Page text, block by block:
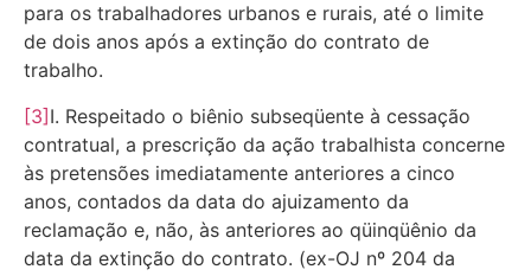
para os trabalhadores urbanos e rurais, até o limite
de dois anos após a extinção do contrato de
trabalho.
[3]I. Respeitado o biênio subseqüente à cessação
contratual, a prescrição da ação trabalhista concerne
às pretensões imediatamente anteriores a cinco
anos, contados da data do ajuizamento da
reclamação e, não, às anteriores ao qüinqüênio da
data da extinção do contrato. (ex-OJ nº 204 da